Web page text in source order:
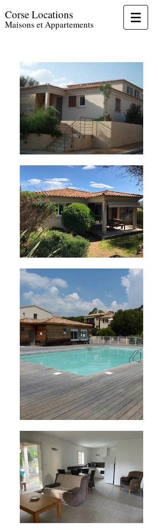
Corse Locations
Maisons et Appartements